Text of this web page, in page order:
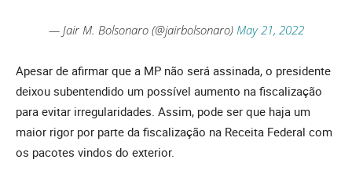
— Jair M. Bolsonaro (@jairbolsonaro) May 21, 2022
Apesar de afirmar que a MP não será assinada, o presidente
deixou subentendido um possível aumento na fiscalização
para evitar irregularidades. Assim, pode ser que haja um
maior rigor por parte da fiscalização na Receita Federal com
os pacotes vindos do exterior.